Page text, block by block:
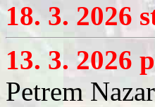
18. 3. 2026
13. 3. 2026
Petrem